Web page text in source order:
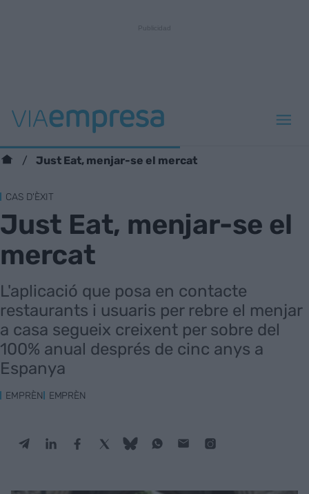
Just Eat, menjar-se el mercat
CAS D'ÈXIT
Just Eat, menjar-se el
mercat
L'aplicació que posa en contacte
restaurants i usuaris per rebre el menjar
a casa segueix creixent per sobre del
100% anual després de cinc anys a
Espanya
EMPRÈN EMPRÈN